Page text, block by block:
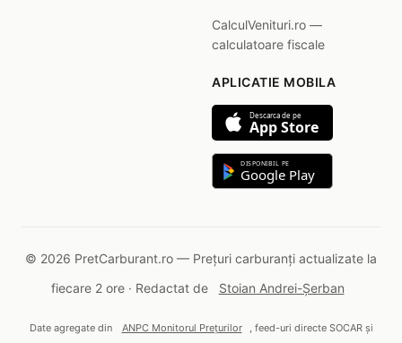
CalculVenituri.ro —
calculatoare fiscale
APLICATIE MOBILA
Descarca de pe
App Store
DISPONIBIL PE
Google Play
© 2026 PretCarburant.ro — Prețuri carburanți actualizate la
fiecare 2 ore · Redactat de
Stoian Andrei-Șerban
Date agregate din ANPC Monitorul Prețurilor , feed-uri directe SOCAR și